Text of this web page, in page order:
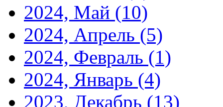
2024, Май (10)
2024, Апрель (5)
2024, Февраль (1)
2024, Январь (4)
2023, Декабрь (13)